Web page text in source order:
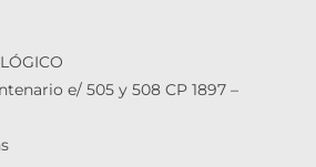
e/ 505 y 508 CP 1897 –